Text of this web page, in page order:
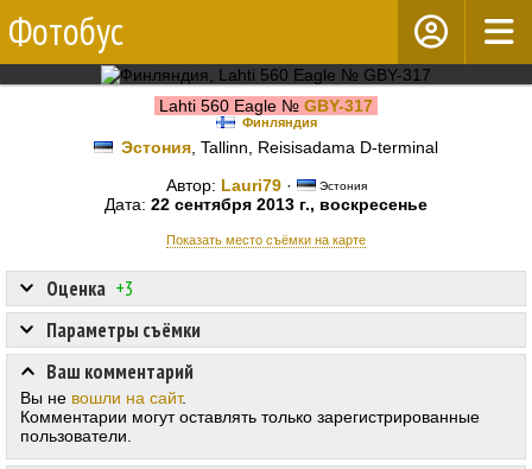
Фотобус
Lahti 560 Eagle № GBY-317
Финляндия
Эстония , Tallinn, Reisisadama D-terminal
Автор: Lauri79· Эстония
Дата: 22 сентября 2013 г., воскресенье
Показать место съёмки на карте
Оценка +3
Параметры съёмки
Ваш комментарий
Вы не вошли на сайт.
Комментарии могут оставлять только зарегистрированные
пользователи.